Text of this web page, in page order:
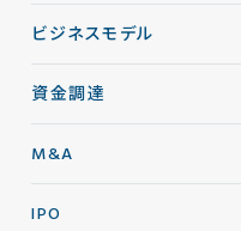
ビジネスモデル
資金調達
M&A
IPO